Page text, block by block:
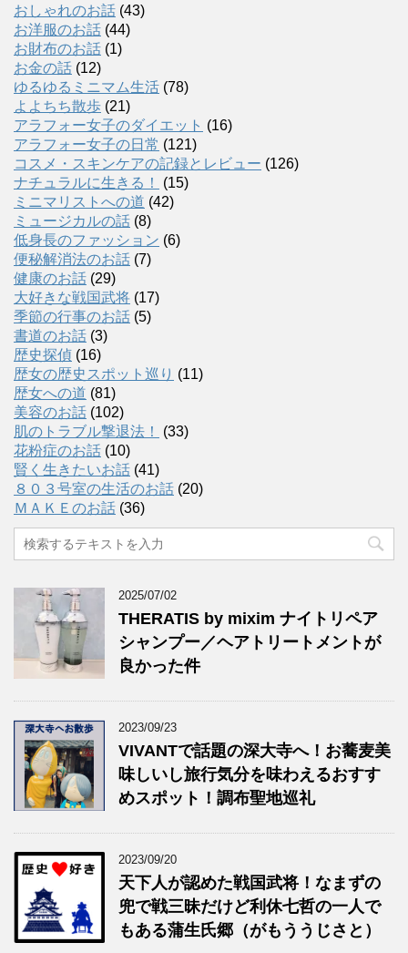
おしゃれのお話 (43)
お洋服のお話 (44)
お財布のお話 (1)
お金の話 (12)
ゆるゆるミニマム生活 (78)
よよちち散歩 (21)
アラフォー女子のダイエット (16)
アラフォー女子の日常 (121)
コスメ・スキンケアの記録とレビュー (126)
ナチュラルに生きる！
(15)
ミニマリストへの道 (42)
ミュージカルの話 (8)
低身長のファッション (6)
便秘解消法のお話 (7)
健康のお話 (29)
大好きな戦国武将 (17)
季節の行事のお話 (5)
書道のお話 (3)
歴史探偵 (16)
歴女の歴史スポット巡り (11)
歴女への道 (81)
美容のお話 (102)
肌のトラブル撃退法！
(33)
花粉症のお話 (10)
賢く生きたいお話 (41)
８０３号室の生活のお話 (20)
ＭＡＫＥのお話 (36)
2025/07/02
THERATIS by mixim ナイトリペア
シャンプー／ヘアトリートメントが
良かった件
2023/09/23
VIVANTで話題の深大寺へ！お蕎麦美
味しいし旅行気分を味わえるおすす
めスポット！調布聖地巡礼
2023/09/20
天下人が認めた戦国武将！なまずの
兜で戦三昧だけど利休七哲の一人で
もある蒲生氏郷（がもううじさと）